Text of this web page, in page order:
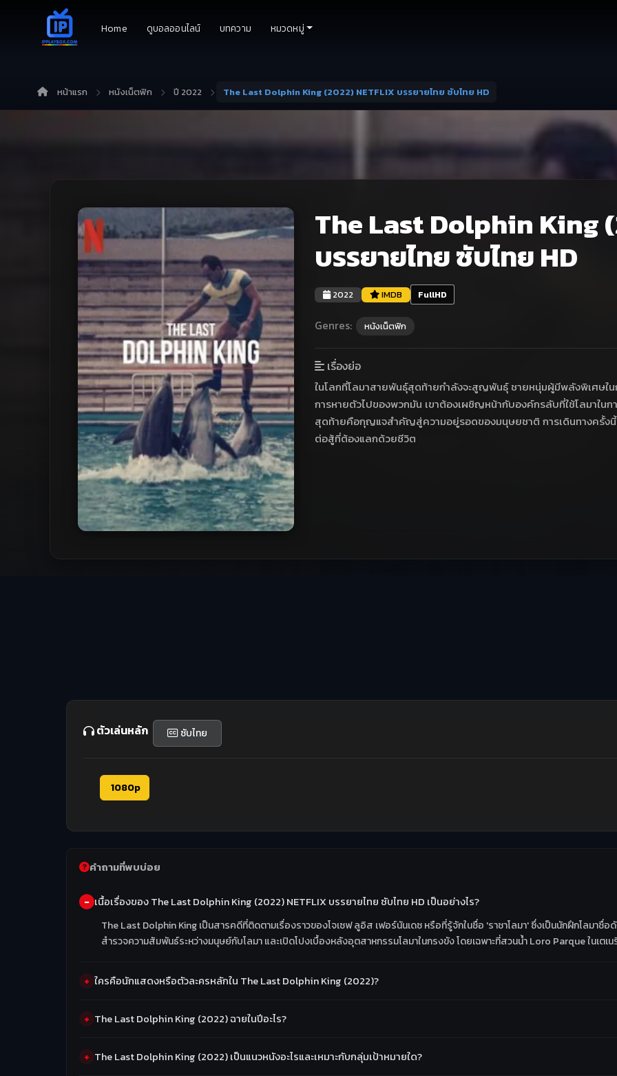
Home ดูบอลออนไลน์ บทความ หมวดหมู่
หน้าแรก หนังเน็ตฟิก ปี 2022 The Last Dolphin King (2022) NETFLIX บรรยายไทย ซับไทย HD
The Last Dolphin King
บรรยายไทย ซับไทย HD
2022 IMDB FullHD
Genres: หนังเน็ตฟิก
เรื่องย่อ
ในโลกที่โลมาสายพันธุ์สุดท้ายกำลังจะสูญพันธุ์ ชายหนุ่มผู้มีพลังพิเศษใ
การหายตัวไปของพวกมัน เขาต้องเผชิญหน้ากับองค์กรลับที่ใช้โลมาใน
สุดท้ายคือกุญแจสำคัญสู่ความอยู่รอดของมนุษยชาติ การเดินทางครั้ง
ต่อสู้ที่ต้องแลกด้วยชีวิต
ตัวเล่นหลัก ซับไทย
1080p
คำถามที่พบบ่อย
เนื้อเรื่องของ The Last Dolphin King (2022) NETFLIX บรรยายไทย ซับไทย HD เป็นอย่างไร?
The Last Dolphin King เป็นสารคดีที่ติดตามเรื่องราวของโจเซฟ ลูอิส เฟอร์นันเดซ หรือที่รู้จักในชื่อ 'ราชาโลมา' ซึ่งเป็นนักฝึกโลมา
สำรวจความสัมพันธ์ระหว่างมนุษย์กับโลมา และเปิดโปงเบื้องหลังอุตสาหกรรมโลมาในกรงขัง โดยเฉพาะที่สวนน้ำ Loro Parque ในเตเน
ใครคือนักแสดงหรือตัวละครหลักใน The Last Dolphin King (2022)?
The Last Dolphin King (2022) ฉายในปีอะไร?
The Last Dolphin King (2022) เป็นแนวหนังอะไรและเหมาะกับกลุ่มเป้าหมายใด?